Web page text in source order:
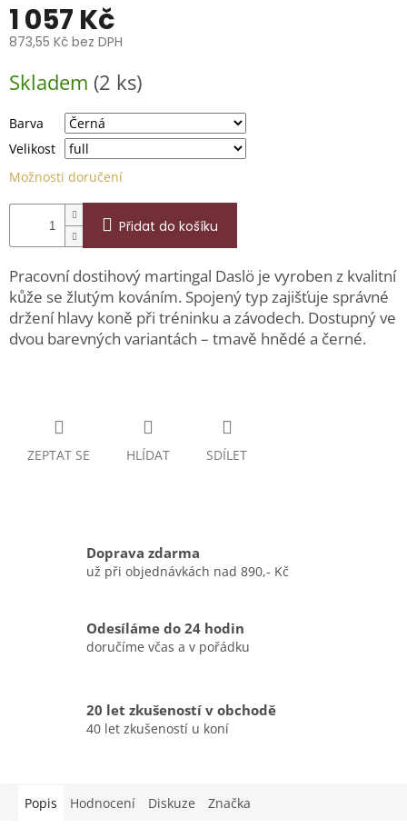
Přihlášení
1 057 Kč
873,55 Kč bez DPH
cena:
Skladem (2 ks)
Barva
Velikost
Možnosti doručení
Přidat do košíku
Pracovní dostihový martingal Daslö je vyroben z kvalitní
kůže se žlutým kováním. Spojený typ zajišťuje správné
držení hlavy koně při tréninku a závodech. Dostupný ve
dvou barevných variantách – tmavě hnědé a černé.
ZEPTAT SE HLÍDAT SDÍLET
Doprava zdarma
už při objednávkách nad 890,- Kč
Odesíláme do 24 hodin
doručíme včas a v pořádku
20 let zkušeností v obchodě
40 let zkušeností u koní
Popis Hodnocení Diskuze Značka